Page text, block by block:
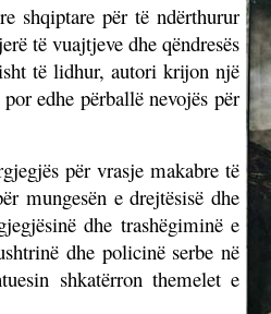
shqiptare për të ndërthurur
të vuajtjeve dhe qëndresës
të lidhur, autori krijon një
edhe përballë nevojës për
për vrasje makabre të
mungesën e drejtësisë dhe
dhe trashëgiminë e
dhe policinë serbe në
shkatërron themelet e